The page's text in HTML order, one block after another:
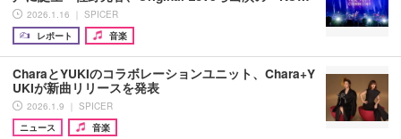
2026.1.16 ｜ SPICER
レポート
音楽
CharaとYUKIのコラボレーションユニット、Chara+Y
UKIが新曲リリースを発表
2026.1.9 ｜ SPICER
ニュース
音楽